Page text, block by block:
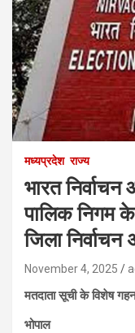
मध्यप्रदेश राज्य
भारत
पालिक निगम
जिला निर्वाचन
November 4, 2025
मतदाता सूची के विशेष
भोपाल